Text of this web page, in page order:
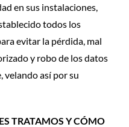
en sus instalaciones,
todos los
evitar la pérdida, mal
y robo de los datos
velando así por su
TRATAMOS Y CÓMO